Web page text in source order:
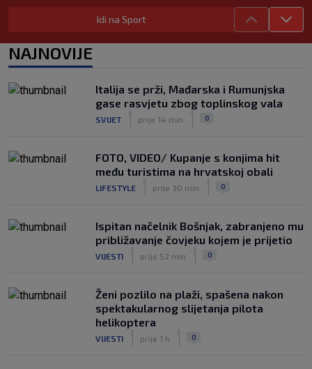
Garcia odabrao početnih 11 za Litvu?
Livaja se čini se vraća na klupu
Njemački kroničar govorio o Vuškoviću:
Ima samo jednu manu
SK prije 7 h
Idi na Sport
NAJNOVIJE
Italija se prži, Mađarska i Rumunjska
gase rasvjetu zbog toplinskog vala
SVIJET prije 14 min 0
FOTO, VIDEO/ Kupanje s konjima hit
među turistima na hrvatskoj obali
LIFESTYLE prije 30 min 0
Ispitan načelnik Bošnjak, zabranjeno mu
približavanje čovjeku kojem je prijetio
VIJESTI prije 52 min 0
Ženi pozlilo na plaži, spašena nakon
spektakularnog slijetanja pilota
helikoptera
VIJESTI prije 1 h 0